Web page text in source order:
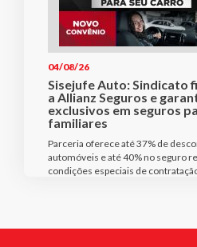
04/08/26
Sisejufe Auto: Sindicato
a Allianz Seguros e
exclusivos em seguros
familiares
Parceria oferece até 37% de
automóveis e até 40% no seguro
condições especiais de